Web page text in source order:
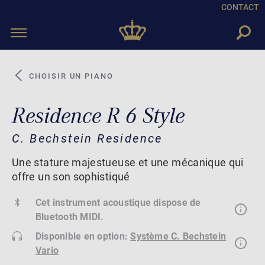
CONTACT
Toggle
CHOISIR UN PIANO
Residence R 6 Style
C. Bechstein Residence
Une stature majestueuse et une mécanique qui
offre un son sophistiqué
Cet instrument acoustique dispose de
Bluetooth MIDI.
Disponible en option:Système C. Bechstein
Vario